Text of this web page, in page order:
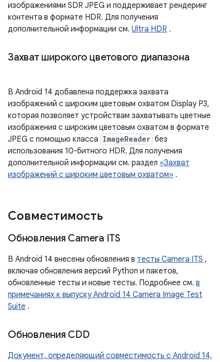
изображениями SDR JPEG и поддерживает рендеринг
контента в формате HDR. Для получения
дополнительной информации см. Ultra HDR .
Захват широкого цветового диапазона
В Android 14 добавлена ​​поддержка захвата
изображений с широким цветовым охватом Display P3,
которая позволяет устройствам захватывать цветные
изображения с широким цветовым охватом в формате
JPEG с помощью класса ImageReader без
использования 10-битного HDR. Для получения
дополнительной информации см. раздел «Захват
изображений с широким цветовым охватом» .
Совместимость
Обновления Camera ITS
В Android 14 внесены обновления в тесты Camera ITS ,
включая обновления версий Python и пакетов,
обновленные тесты и новые тесты. Подробнее см. в
примечаниях к выпуску Android 14 Camera Image Test
Suite .
Обновления CDD
Документ, определяющий совместимость с Android 14,